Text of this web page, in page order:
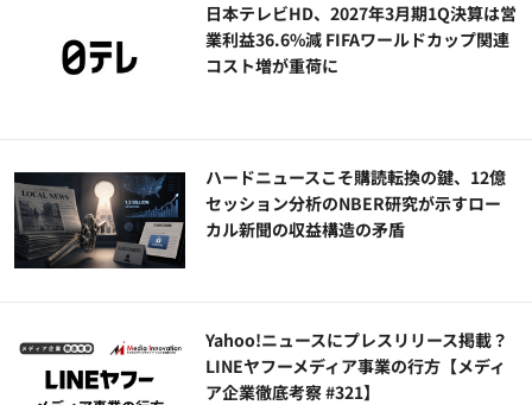
日本テレビHD、2027年3月期1Q決算は営
業利益36.6%減 FIFAワールドカップ関連
コスト増が重荷に
ハードニュースこそ購読転換の鍵、12億
セッション分析のNBER研究が示すロー
カル新聞の収益構造の矛盾
Yahoo!ニュースにプレスリリース掲載？
LINEヤフーメディア事業の行方【メディ
ア企業徹底考察 #321】